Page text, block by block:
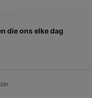
die ons elke dag